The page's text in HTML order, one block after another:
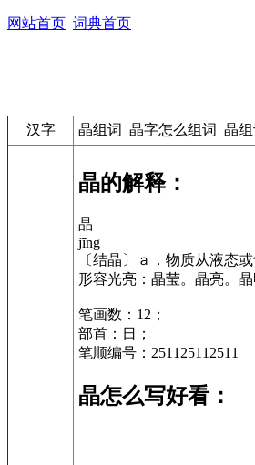
网站首页 词典首页
汉字 晶组词_晶字怎么组词_晶
晶的解释：
晶
jīng
〔结晶〕ａ．物质从液态
形容光亮：晶莹。晶亮。晶
笔画数：12；
部首：日；
笔顺编号：251125112511
晶怎么写好看：